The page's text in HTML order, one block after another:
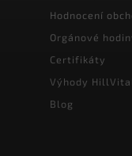
Hodnocení
Orgánové
Certifikáty
Výhody HillVital
Blog